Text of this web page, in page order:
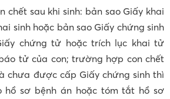
chết sau khi sinh: bản sao Giấy khai
sinh hoặc bản sao Giấy chứng sinh
chứng tử hoặc trích lục khai tử
tử của con; trường hợp con chết
chưa được cấp Giấy chứng sinh thì
hồ sơ bệnh án hoặc tóm tắt hồ sơ